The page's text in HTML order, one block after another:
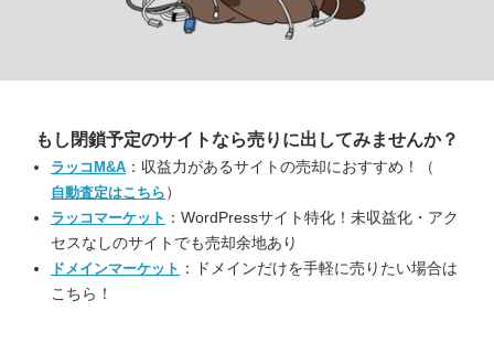
もし閉鎖予定のサイトなら売りに出してみませんか？
ラッコM&A ：収益力があるサイトの売却におすすめ！（
自動査定はこちら ）
ラッコマーケット ：WordPressサイト特化！未収益化・アク
セスなしのサイトでも売却余地あり
ドメインマーケット ：ドメインだけを手軽に売りたい場合は
こちら！